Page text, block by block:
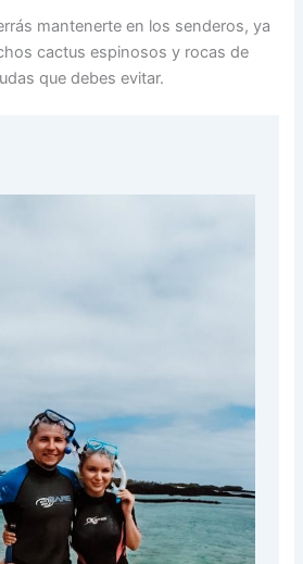
mantenerte en los senderos, ya
cactus espinosos y rocas de
que debes evitar.